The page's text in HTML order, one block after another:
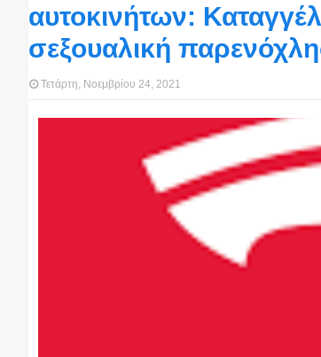
αυτοκινήτων:
σεξουαλική
Τετάρτη, Νοεμβρίου 24, 2021